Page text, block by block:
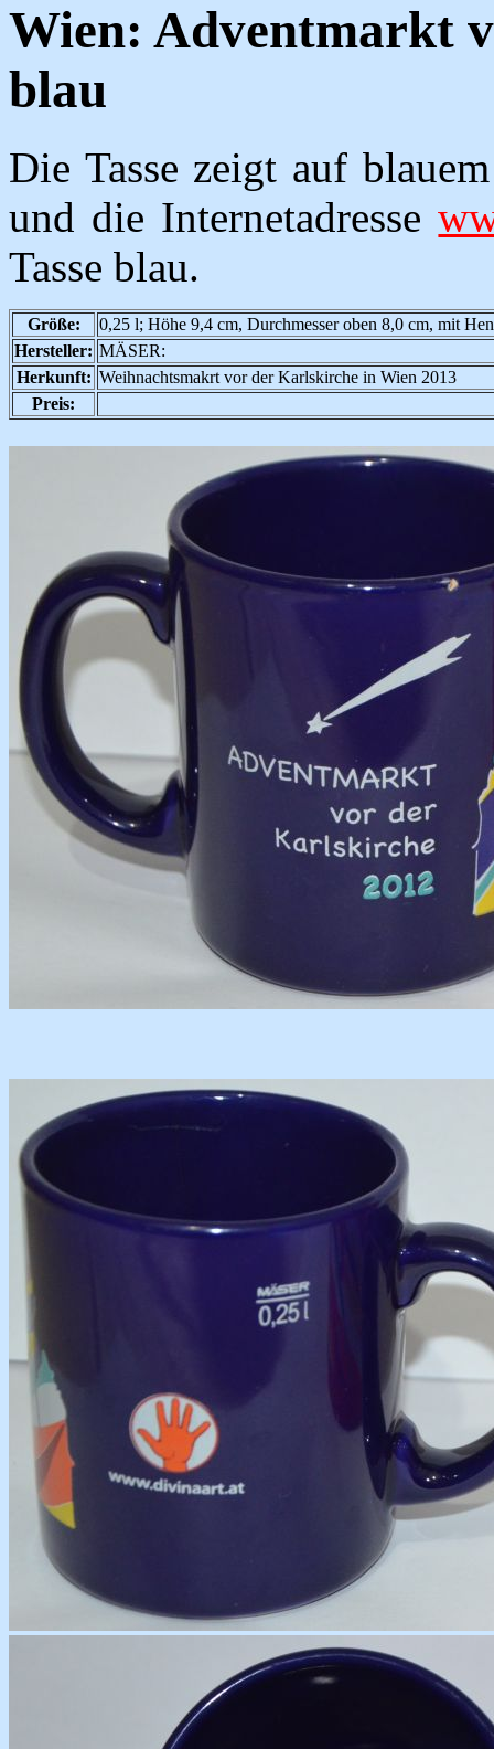
Wien: Adventmarkt
blau
Die Tasse zeigt auf
und die Internetadresse
Tasse blau.
Größe:
0,25 l; Höhe 9,4 cm, Durchmesser oben 8,0 cm, mit
Hersteller: MÄSER:
Herkunft: Weihnachtsmakrt vor der Karlskirche in Wien 2013
Preis: